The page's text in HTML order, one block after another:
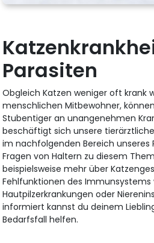
Parasiten
Obgleich Katzen weniger oft krank
menschlichen Mitbewohner,
Stubentiger an unangenehmen
beschäftigt sich unsere
im nachfolgenden Bereich
Fragen von Haltern zu diesem
beispielsweise mehr über
Fehlfunktionen des
Hautpilzerkrankungen oder
informiert kannst du deinem
Bedarfsfall helfen.